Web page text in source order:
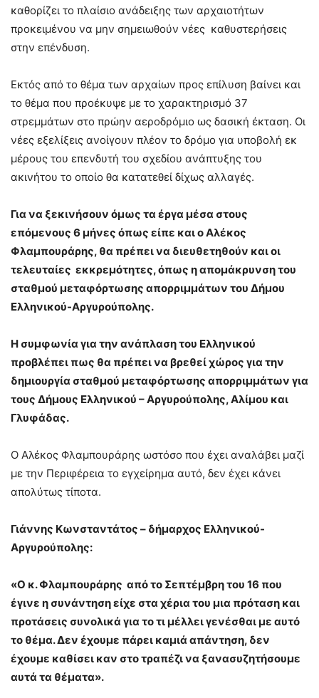
καθορίζει το πλαίσιο ανάδειξης των αρχαιοτήτων
προκειμένου να μην σημειωθούν νέες καθυστερήσεις
στην επένδυση.
Εκτός από το θέμα των αρχαίων προς επίλυση βαίνει και
το θέμα που προέκυψε με το χαρακτηρισμό 37
στρεμμάτων στο πρώην αεροδρόμιο ως δασική έκταση. Οι
νέες εξελίξεις ανοίγουν πλέον το δρόμο για υποβολή εκ
μέρους του επενδυτή του σχεδίου ανάπτυξης του
ακινήτου το οποίο θα κατατεθεί δίχως αλλαγές.
Για να ξεκινήσουν όμως τα έργα μέσα στους
επόμενους 6 μήνες όπως είπε και ο Αλέκος
Φλαμπουράρης, θα πρέπει να διευθετηθούν και οι
τελευταίες εκκρεμότητες, όπως η απομάκρυνση του
σταθμού μεταφόρτωσης απορριμμάτων του Δήμου
Ελληνικού-Αργυρούπολης.
Η συμφωνία για την ανάπλαση του Ελληνικού
προβλέπει πως θα πρέπει να βρεθεί χώρος για την
δημιουργία σταθμού μεταφόρτωσης απορριμμάτων για
τους Δήμους Ελληνικού – Αργυρούπολης, Αλίμου και
Γλυφάδας.
Ο Αλέκος Φλαμπουράρης ωστόσο που έχει αναλάβει μαζί
με την Περιφέρεια το εγχείρημα αυτό, δεν έχει κάνει
απολύτως τίποτα.
Γιάννης Κωνσταντάτος – δήμαρχος Ελληνικού-
Αργυρούπολης:
«Ο κ. Φλαμπουράρης από το Σεπτέμβρη του 16 που
έγινε η συνάντηση είχε στα χέρια του μια πρόταση και
προτάσεις συνολικά για το τι μέλλει γενέσθαι με αυτό
το θέμα. Δεν έχουμε πάρει καμιά απάντηση, δεν
έχουμε καθίσει καν στο τραπέζι να ξανασυζητήσουμε
αυτά τα θέματα».